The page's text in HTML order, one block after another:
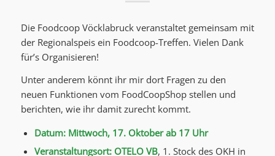
Die Foodcoop Vöcklabruck veranstaltet gemeinsam mit
der Regionalspeis ein Foodcoop-Treffen. Vielen Dank
für’s Organisieren!
Unter anderem könnt ihr mir dort Fragen zu den
neuen Funktionen vom FoodCoopShop stellen und
berichten, wie ihr damit zurecht kommt.
Datum: Mittwoch, 17. Oktober ab 17 Uhr
Veranstaltungsort: OTELO VB, 1. Stock des OKH in